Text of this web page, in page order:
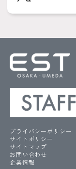
プライバシーポリシー
サイトポリシー
サイトマップ
お問い合わせ
企業情報